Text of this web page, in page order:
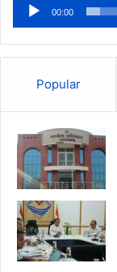
00:00
Popular